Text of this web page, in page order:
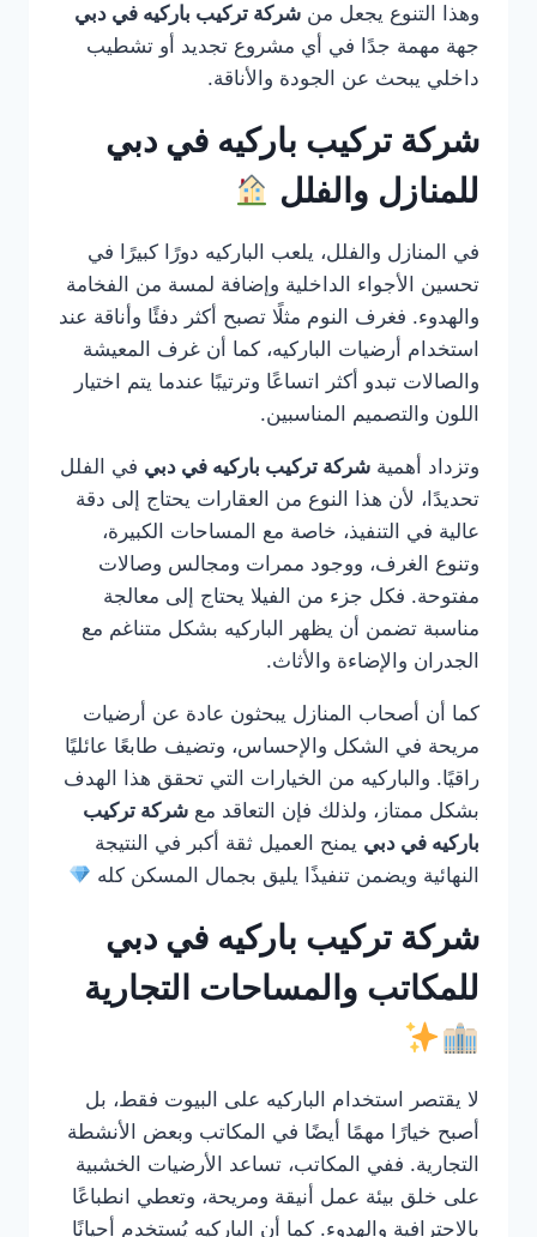
وهذا التنوع يجعل من شركة تركيب باركيه في دبي
جهة مهمة جدًا في أي مشروع تجديد أو تشطيب
داخلي يبحث عن الجودة والأناقة.
شركة تركيب باركيه في دبي
للمنازل والفلل
في المنازل والفلل، يلعب الباركيه دورًا كبيرًا في
تحسين الأجواء الداخلية وإضافة لمسة من الفخامة
والهدوء. فغرف النوم مثلًا تصبح أكثر دفئًا وأناقة عند
استخدام أرضيات الباركيه، كما أن غرف المعيشة
والصالات تبدو أكثر اتساعًا وترتيبًا عندما يتم اختيار
اللون والتصميم المناسبين.
وتزداد أهمية شركة تركيب باركيه في دبي في الفلل
تحديدًا، لأن هذا النوع من العقارات يحتاج إلى دقة
عالية في التنفيذ، خاصة مع المساحات الكبيرة،
وتنوع الغرف، ووجود ممرات ومجالس وصالات
مفتوحة. فكل جزء من الفيلا يحتاج إلى معالجة
مناسبة تضمن أن يظهر الباركيه بشكل متناغم مع
الجدران والإضاءة والأثاث.
كما أن أصحاب المنازل يبحثون عادة عن أرضيات
مريحة في الشكل والإحساس، وتضيف طابعًا عائليًا
راقيًا. والباركيه من الخيارات التي تحقق هذا الهدف
بشكل ممتاز، ولذلك فإن التعاقد مع شركة تركيب
باركيه في دبي يمنح العميل ثقة أكبر في النتيجة
النهائية ويضمن تنفيذًا يليق بجمال المسكن كله
شركة تركيب باركيه في دبي
للمكاتب والمساحات التجارية
لا يقتصر استخدام الباركيه على البيوت فقط، بل
أصبح خيارًا مهمًا أيضًا في المكاتب وبعض الأنشطة
التجارية. ففي المكاتب، تساعد الأرضيات الخشبية
على خلق بيئة عمل أنيقة ومريحة، وتعطي انطباعًا
بالاحترافية والهدوء. كما أن الباركيه يُستخدم أحيانًا